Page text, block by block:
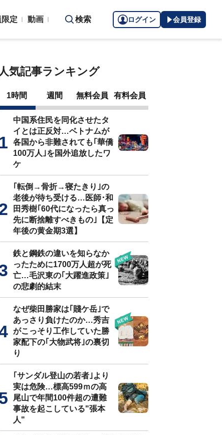
定 動画 検索 ログイン 会員登録
気記事ランキング
1時間 週間 無料会員 有料会員
中国系住民を同化させたタ
イとは正反対…ベトナムが
各国から非難されても｢華僑
100万人｣を国外追放したワ
ケ
｢転倒→骨折→寝たきり｣の
老後が待ち受ける…医師･和
田秀樹｢60代になったら真っ
先に断捨離すべきもの｣【定
年後の黄金期3選】
鉄と鋼鉄の違いを知らなか
ったために1700万人超が死
亡…毛沢東の｢大躍進政策｣
の悲劇的結末
なぜ柴田勝家は｢賤ケ岳｣で
あっさり負けたのか…秀吉
がこっそり工作していた勝
家配下の｢大物武将｣の裏切
り
｢サンダル登山の若者｣より
実は危険…標高599ｍの高
尾山で年間100件超の遭難
事故を起こしている"張本
人"